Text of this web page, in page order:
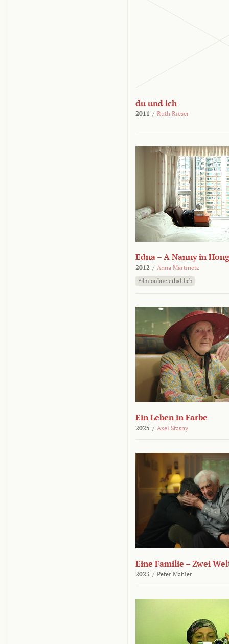
du und ich
2011 / Ruth Rieser
Edna – A Nanny in
2012 / Anna Martinetz
Film online erhältlich
Ein Leben in Farbe
2025 / Axel Stasny
Eine Familie – Zwei
2023 / Peter Mahler